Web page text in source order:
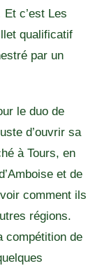
c’est Les
qualificatif
par un
le duo de
d’ouvrir sa
à Tours, en
et de
comment ils
régions.
compétition de